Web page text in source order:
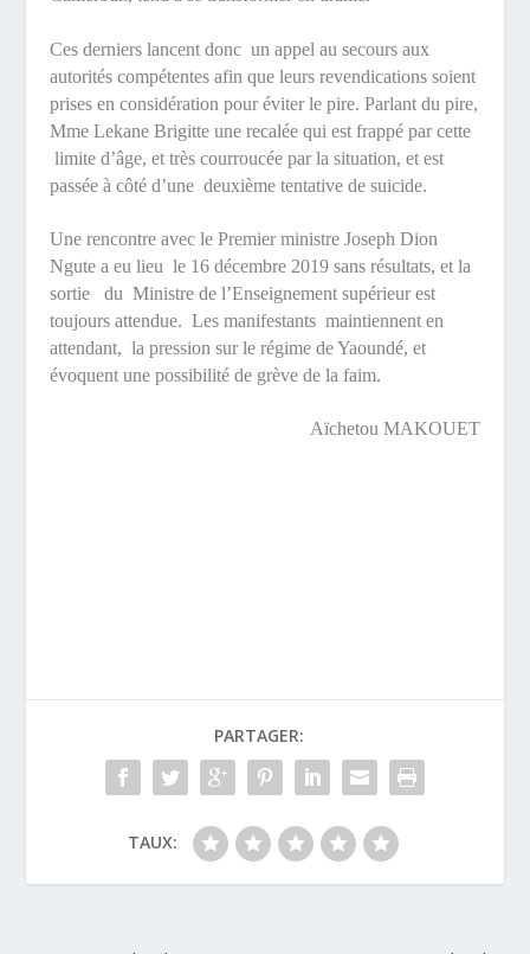
Ces derniers lancent donc un appel au secours aux
autorités compétentes afin que leurs revendications soient
prises en considération pour éviter le pire. Parlant du pire,
Mme Lekane Brigitte une recalée qui est frappé par cette
limite d’âge, et très courroucée par la situation, et est
passée à côté d’une deuxième tentative de suicide.
Une rencontre avec le Premier ministre Joseph Dion
Ngute a eu lieu le 16 décembre 2019 sans résultats, et la
sortie
du Ministre de l’Enseignement supérieur est
toujours attendue. Les manifestants maintiennent en
attendant, la pression sur le régime de Yaoundé, et
évoquent une possibilité de grève de la faim.
Aïchetou MAKOUET
PARTAGER:
TAUX: